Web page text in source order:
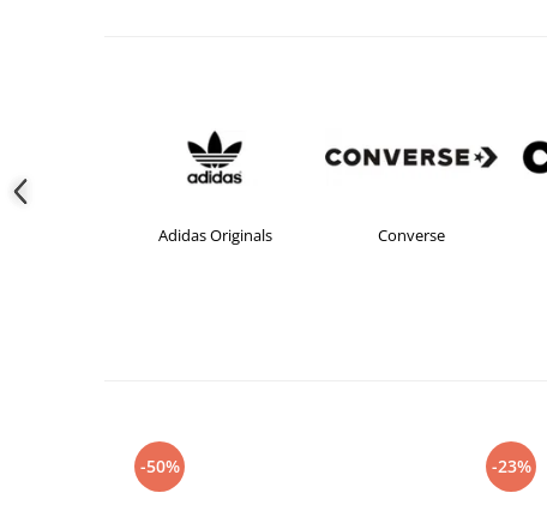
Adidas Originals Converse
-50% -23%